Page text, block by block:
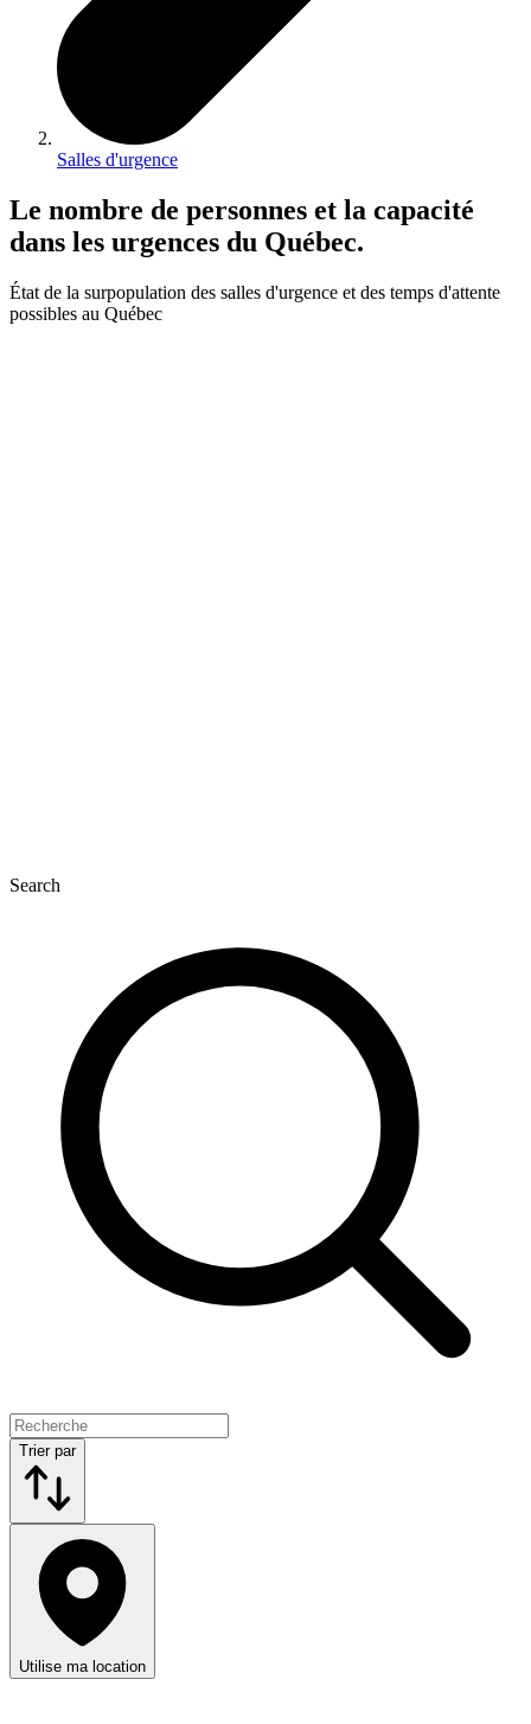
Salles d'urgence
Le nombre de personnes et la capacité
dans les urgences du Québec.
État de la surpopulation des salles d'urgence et des temps d'attente
possibles au Québec
Search
Trier par
Utilise ma location